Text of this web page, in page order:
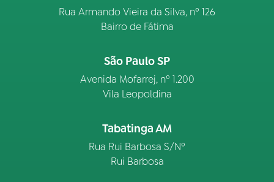
Rua Armando Vieira da Silva, nº 126
Bairro de Fátima
São Paulo SP
Avenida Mofarrej, nº 1.200
Vila Leopoldina
Tabatinga AM
Rua Rui Barbosa S/Nº
Rui Barbosa